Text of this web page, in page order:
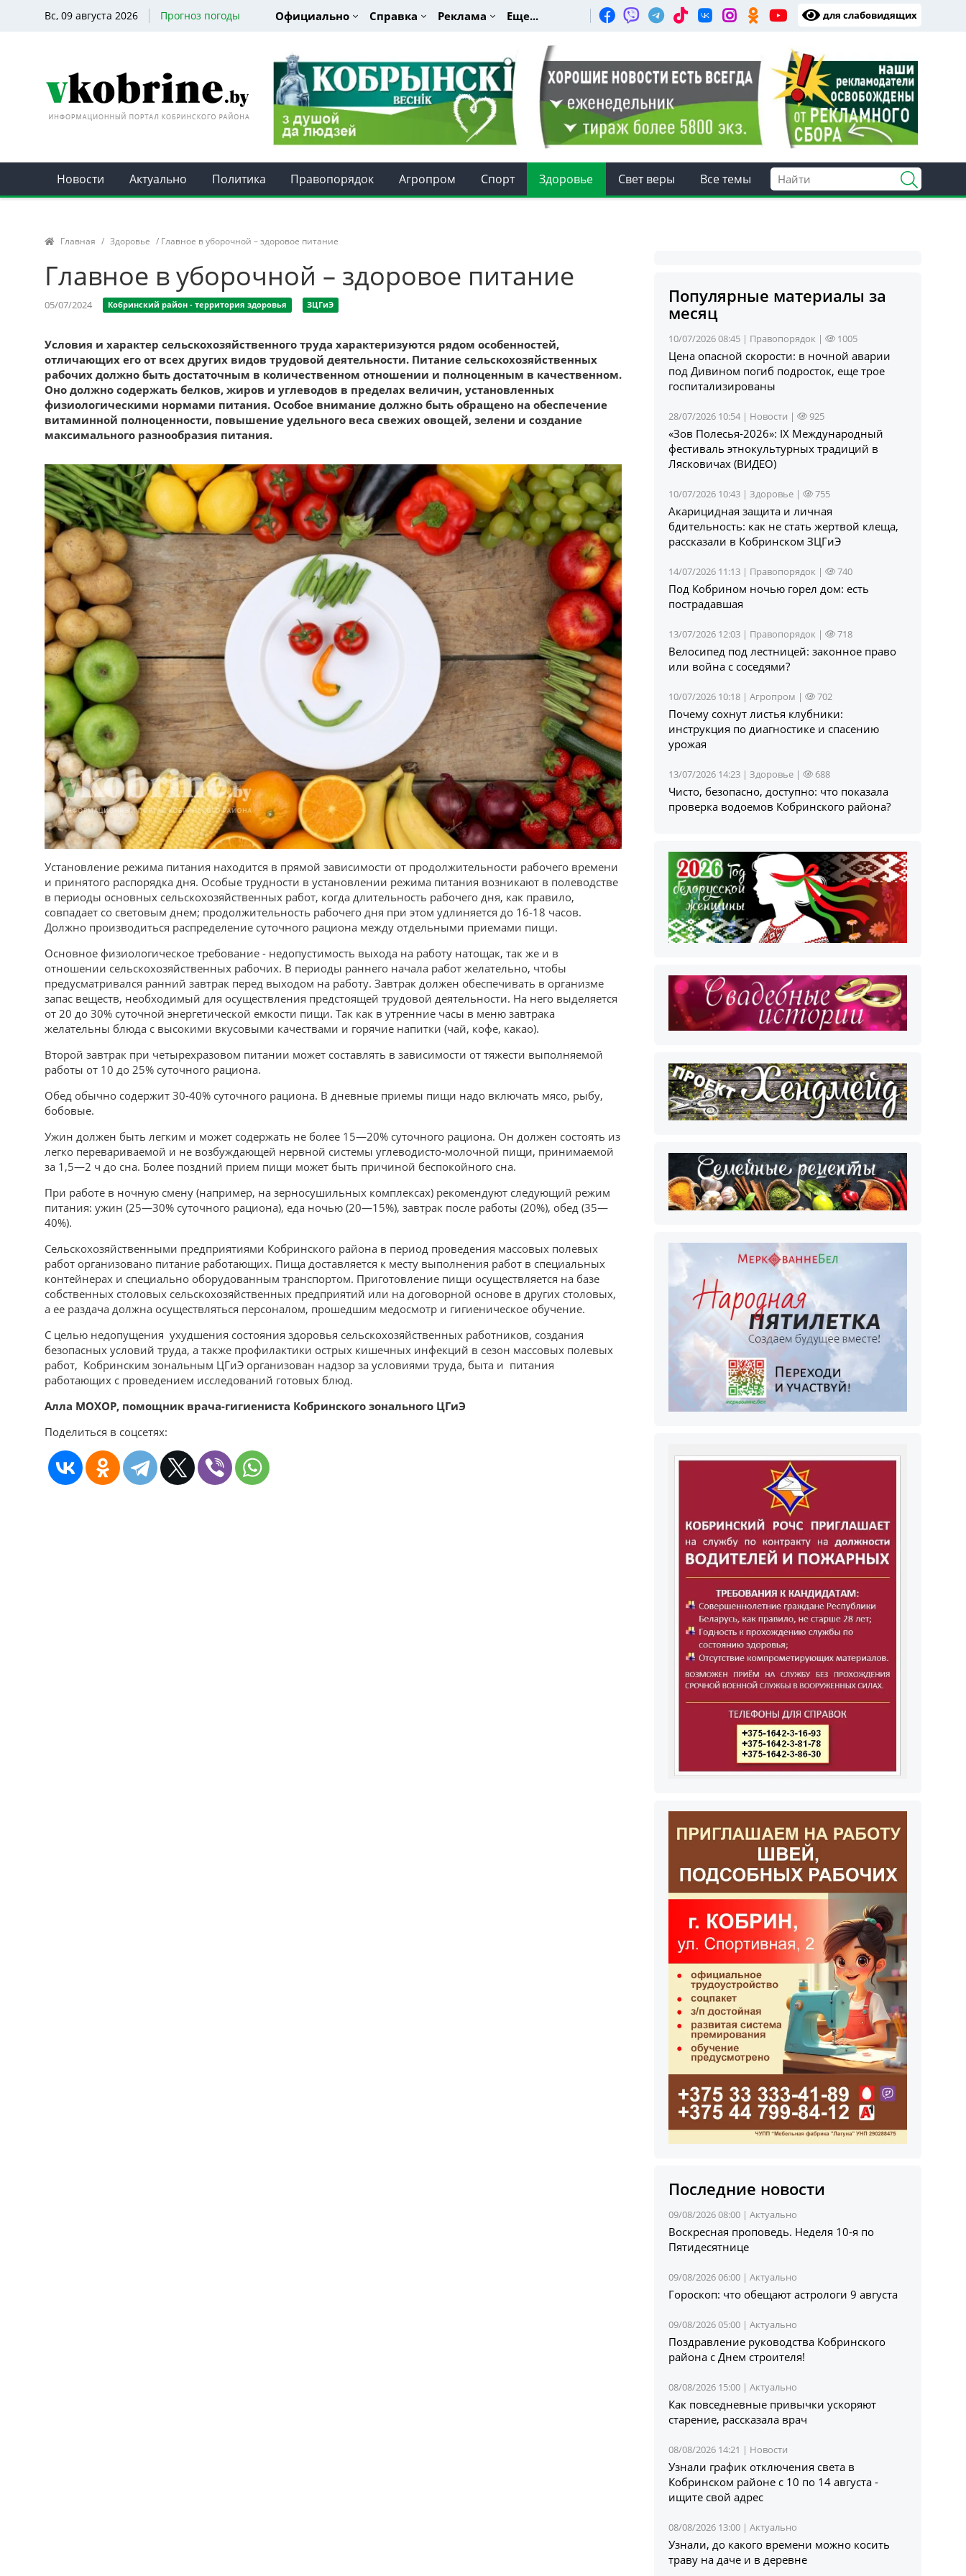
Вс, 09 августа 2026 Прогноз погоды Официально Справка Реклама Еще... для слабовидящих
Новости Актуально Политика Правопорядок Агропром Спорт Здоровье Свет веры Все темы
Главная / Здоровье / Главное в уборочной – здоровое питание
Главное в уборочной – здоровое питание
05/07/2024 Кобринский район - территория здоровья ЗЦГиЭ
Условия и характер сельскохозяйственного труда характеризуются рядом особенностей,
отличающих его от всех других видов трудовой деятельности. Питание сельскохозяйственных
рабочих должно быть достаточным в количественном отношении и полноценным в качественном.
Оно должно содержать белков, жиров и углеводов в пределах величин, установленных
физиологическими нормами питания. Особое внимание должно быть обращено на обеспечение
витаминной полноценности, повышение удельного веса свежих овощей, зелени и создание
максимального разнообразия питания.
Установление режима питания находится в прямой зависимости от продолжительности рабочего времени
и принятого распорядка дня. Особые трудности в установлении режима питания возникают в полеводстве
в периоды основных сельскохозяйственных работ, когда длительность рабочего дня, как правило,
совпадает со световым днем; продолжительность рабочего дня при этом удлиняется до 16-18 часов.
Должно производиться распределение суточного рациона между отдельными приемами пищи.
Основное физиологическое требование - недопустимость выхода на работу натощак, так же и в
отношении сельскохозяйственных рабочих. В периоды раннего начала работ желательно, чтобы
предусматривался ранний завтрак перед выходом на работу. Завтрак должен обеспечивать в организме
запас веществ, необходимый для осуществления предстоящей трудовой деятельности. На него выделяется
от 20 до 30% суточной энергетической емкости пищи. Так как в утренние часы в меню завтрака
желательны блюда с высокими вкусовыми качествами и горячие напитки (чай, кофе, какао).
Второй завтрак при четырехразовом питании может составлять в зависимости от тяжести выполняемой
работы от 10 до 25% суточного рациона.
Обед обычно содержит 30-40% суточного рациона. В дневные приемы пищи надо включать мясо, рыбу,
бобовые.
Ужин должен быть легким и может содержать не более 15—20% суточного рациона. Он должен состоять из
легко перевариваемой и не возбуждающей нервной системы углеводисто-молочной пищи, принимаемой
за 1,5—2 ч до сна. Более поздний прием пищи может быть причиной беспокойного сна.
При работе в ночную смену (например, на зерносушильных комплексах) рекомендуют следующий режим
питания: ужин (25—30% суточного рациона), еда ночью (20—15%), завтрак после работы (20%), обед (35—
40%).
Сельскохозяйственными предприятиями Кобринского района в период проведения массовых полевых
работ организовано питание работающих. Пища доставляется к месту выполнения работ в специальных
контейнерах и специально оборудованным транспортом. Приготовление пищи осуществляется на базе
собственных столовых сельскохозяйственных предприятий или на договорной основе в других столовых,
а ее раздача должна осуществляться персоналом, прошедшим медосмотр и гигиеническое обучение.
С целью недопущения ухудшения состояния здоровья сельскохозяйственных работников, создания
безопасных условий труда, а также профилактики острых кишечных инфекций в сезон массовых полевых
работ, Кобринским зональным ЦГиЭ организован надзор за условиями труда, быта и питания
работающих с проведением исследований готовых блюд.
Алла МОХОР, помощник врача-гигиениста Кобринского зонального ЦГиЭ
Поделиться в соцсетях:
Популярные материалы за
месяц
10/07/2026 08:45 | Правопорядок | 1005
Цена опасной скорости: в ночной аварии
под Дивином погиб подросток, еще трое
госпитализированы
28/07/2026 10:54 | Новости | 925
«Зов Полесья‑2026»: IX Международный
фестиваль этнокультурных традиций в
Лясковичах (ВИДЕО)
10/07/2026 10:43 |Здоровье | 755
Акарицидная защита и личная
бдительность: как не стать жертвой клеща,
рассказали в Кобринском ЗЦГиЭ
14/07/2026 11:13 | Правопорядок | 740
Под Кобрином ночью горел дом: есть
пострадавшая
13/07/2026 12:03 | Правопорядок | 718
Велосипед под лестницей: законное право
или война с соседями?
10/07/2026 10:18 |Агропром | 702
Почему сохнут листья клубники:
инструкция по диагностике и спасению
урожая
13/07/2026 14:23 |Здоровье | 688
Чисто, безопасно, доступно: что показала
проверка водоемов Кобринского района?
Последние новости
09/08/2026 08:00 |Актуально
Воскресная проповедь. Неделя 10-я по
Пятидесятнице
09/08/2026 06:00 |Актуально
Гороскоп: что обещают астрологи 9 августа
09/08/2026 05:00 |Актуально
Поздравление руководства Кобринского
района с Днем строителя!
08/08/2026 15:00 |Актуально
Как повседневные привычки ускоряют
старение, рассказала врач
08/08/2026 14:21 | Новости
Узнали график отключения света в
Кобринском районе с 10 по 14 августа -
ищите свой адрес
08/08/2026 13:00 |Актуально
Узнали, до какого времени можно косить
траву на даче и в деревне